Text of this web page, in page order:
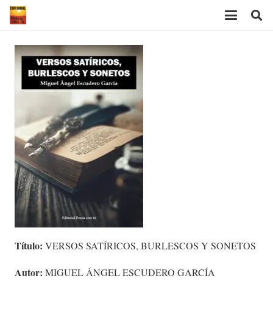
Título: VERSOS SATÍRICOS, BURLESCOS Y SONETOS
Autor: MIGUEL ÁNGEL ESCUDERO GARCÍA